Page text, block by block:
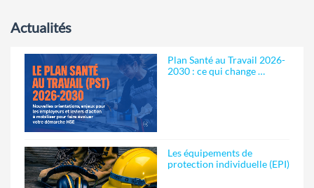
Actualités
Plan Santé au Travail 2026-
2030 : ce qui change …
Les équipements de
protection individuelle (EPI)